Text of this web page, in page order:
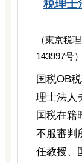
税理士
（東京税
143997号）
国税OB
理士法人
国税在籍
不服審判
任教授、